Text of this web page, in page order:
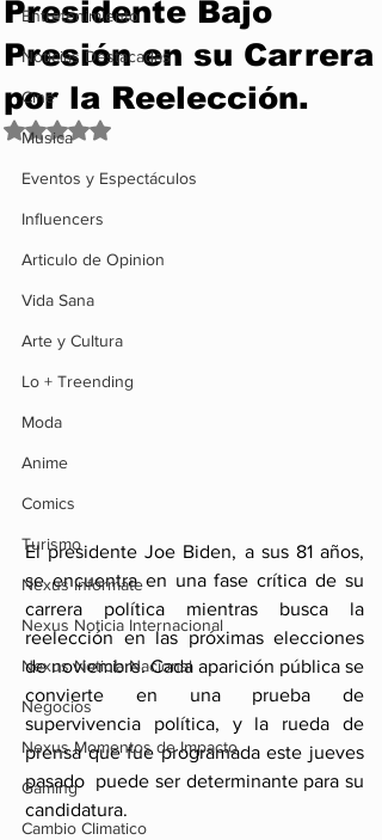
Entretenimiento
Noticias Destacadas
Cine
Musica
Eventos y Espectáculos
Influencers
Articulo de Opinion
Vida Sana
Arte y Cultura
Lo + Treending
Moda
Anime
Comics
Turismo
Nexus Infórmate
Nexus Noticia Internacional
Nexus Noticia Nacional
Negocios
Nexus Momentos de Impacto
Gaming
Cambio Climatico
Presidente Bajo
Presión en su Carrera
por la Reelección.
Obtuvo NaN de 5 estrellas.
El presidente Joe Biden, a sus 81 años,
se encuentra en una fase crítica de su
carrera política mientras busca la
reelección en las próximas elecciones
de noviembre. Cada aparición pública se
convierte en una prueba de
supervivencia política, y la rueda de
prensa que fue programada este jueves
pasado  puede ser determinante para su
candidatura.